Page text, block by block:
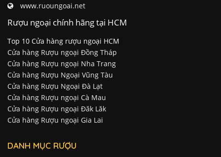
www.ruoungoai.net
Rượu ngoại chính hãng tại HCM
Top 10 Cửa hàng rượu ngoại HCM
Cửa hàng Rượu ngoại Đồng Tháp
Cửa hàng Rượu ngoại Nha Trang
Cửa hàng Rượu Ngoại Vũng Tàu
Cửa hàng Rượu Ngoại Đà Lạt
Cửa hàng Rượu ngoại Cà Mau
Cửa hàng Rượu ngoại Đăk Lăk
Cửa hàng Rượu ngoại Gia Lai
DANH MỤC RƯỢU